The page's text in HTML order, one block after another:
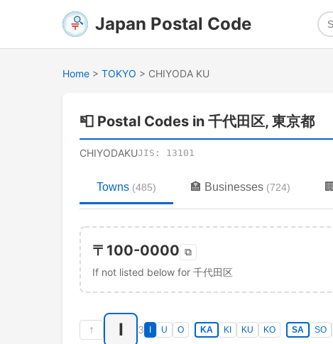
Japan Postal Code
Home > TOKYO > CHIYODA KU
📮 Postal Codes in 千代田区, 東京都
CHIYODAKUJIS: 13101
Towns (485) 🏣 Businesses (724) 🏢
〒 100-0000 ⧉
If not listed below for 千代田区
↑ I 3 U O KA KI KU KO SA SO